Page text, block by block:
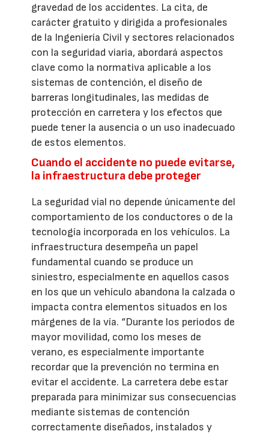
gravedad de los accidentes. La cita, de
carácter gratuito y dirigida a profesionales
de la Ingeniería Civil y sectores relacionados
con la seguridad viaria, abordará aspectos
clave como la normativa aplicable a los
sistemas de contención, el diseño de
barreras longitudinales, las medidas de
protección en carretera y los efectos que
puede tener la ausencia o un uso inadecuado
de estos elementos.
Cuando el accidente no puede evitarse,
la infraestructura debe proteger
La seguridad vial no depende únicamente del
comportamiento de los conductores o de la
tecnología incorporada en los vehículos. La
infraestructura desempeña un papel
fundamental cuando se produce un
siniestro, especialmente en aquellos casos
en los que un vehículo abandona la calzada o
impacta contra elementos situados en los
márgenes de la vía. “Durante los periodos de
mayor movilidad, como los meses de
verano, es especialmente importante
recordar que la prevención no termina en
evitar el accidente. La carretera debe estar
preparada para minimizar sus consecuencias
mediante sistemas de contención
correctamente diseñados, instalados y